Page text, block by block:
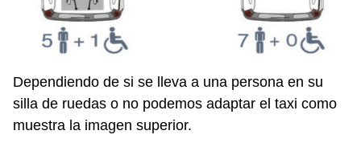
Dependiendo de si se lleva a una persona en su
silla de ruedas o no podemos adaptar el taxi como
muestra la imagen superior.